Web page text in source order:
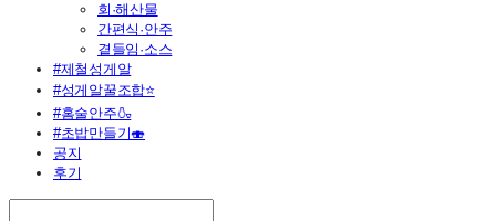
회·해산물
간편식·안주
곁들임·소스
#제철성게알
#성게알꿀조합⭐
#홈술안주🍶
#초밥만들기🍣
공지
후기